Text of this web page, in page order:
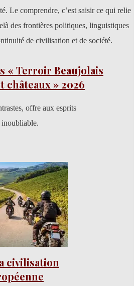
Le comprendre, c’est saisir ce qui relie
des frontières politiques, linguistiques
de civilisation et de société.
« Terroir Beaujolais
châteaux » 2026
offre aux esprits
inoubliable.
civilisation